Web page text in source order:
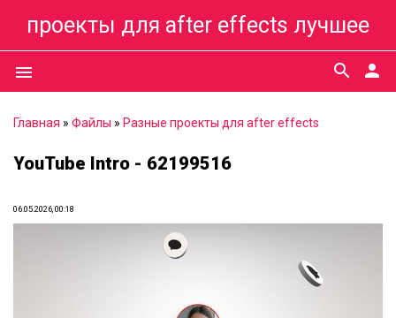
проекты для after effects лучшее
menu person
search
Главная » Файлы » Разные проекты для after effects
YouTube Intro - 62199516
06.05.2026, 00:18